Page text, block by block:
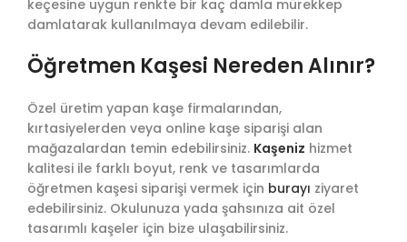
keçesine uygun renkte bir kaç damla mürekkep
damlatarak kullanılmaya devam edilebilir.
Öğretmen Kaşesi Nereden Alınır?
Özel üretim yapan kaşe firmalarından,
kırtasiyelerden veya online kaşe siparişi alan
mağazalardan temin edebilirsiniz. Kaşeniz hizmet
kalitesi ile farklı boyut, renk ve tasarımlarda
öğretmen kaşesi siparişi vermek için burayı ziyaret
edebilirsiniz. Okulunuza yada şahsınıza ait özel
tasarımlı kaşeler için bize ulaşabilirsiniz.